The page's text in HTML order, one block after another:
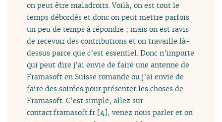
on peut être maladroits. Voilà, on est tout le
temps débordés et donc on peut mettre parfois
un peu de temps à répondre ; mais on est ravis
de recevoir des contributions et on travaille là-
dessus parce que c’est essentiel. Donc n’importe
qui peut dire j’ai envie de faire une antenne de
Framasoft en Suisse romande ou j’ai envie de
faire des soirées pour présenter les choses de
Framasoft. C’est simple, allez sur
contact.framasoft.fr [4], venez nous parler et on